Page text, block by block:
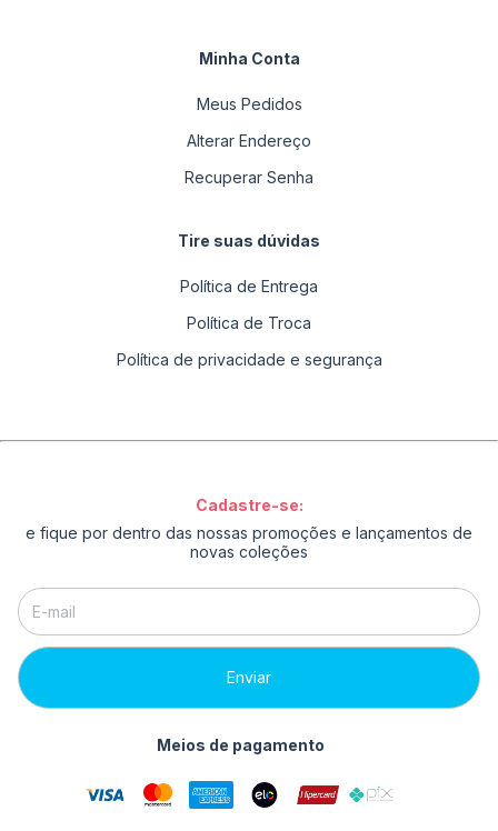
Minha Conta
Meus Pedidos
Alterar Endereço
Recuperar Senha
Tire suas dúvidas
Política de Entrega
Política de Troca
Política de privacidade e segurança
Cadastre-se:
e fique por dentro das nossas promoções e lançamentos de
novas coleções
Meios de pagamento